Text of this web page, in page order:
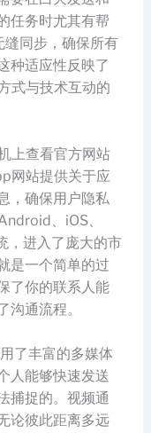
任务时尤其有帮
同步，确保所有
种适应性反映了
式与技术互动的
上查看官方网站
网站提供关于应
，确保用户隐私
、iOS、
，进入了庞大的市
是一个简单的过
了你的联系人能
通流程。
了丰富的多媒体
人能够快速发送
捕捉的。视频通
论彼此距离多远